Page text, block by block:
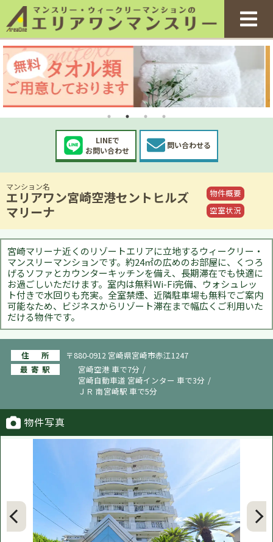
LINEで
お問い合わせ
問い合わせる
マンション名
エリアワン宮崎空港セントヒルズ
マリーナ
物件概要
空室状況
宮崎マリーナ近くのリゾートエリアに立地するウィークリー・
マンスリーマンションです。約24㎡の広めのお部屋に、くつろ
げるソファとカウンターキッチンを備え、長期滞在でも快適に
お過ごしいただけます。室内は無料Wi-Fi完備、ウォシュレッ
ト付きで水回りも充実。全室禁煙、近隣駐車場も無料でご案内
可能なため、ビジネスからリゾート滞在まで幅広くご利用いた
だける物件です。
住所
〒880-0912 宮崎県宮崎市赤江1247
最寄駅
宮崎空港 車で7分
宮崎自動車道 宮崎インター 車で3分
ＪＲ 南宮崎駅 車で5分
物件写真